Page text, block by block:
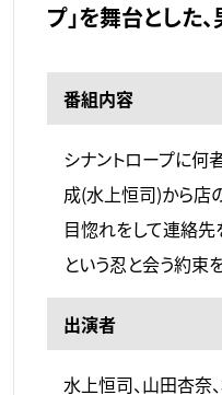
プ」を舞台とした
番組内容
シナントロープに何
成(水上恒司)から店
目惚れをして連絡先
という忍と会う約束
出演者
水上恒司、山田杏奈